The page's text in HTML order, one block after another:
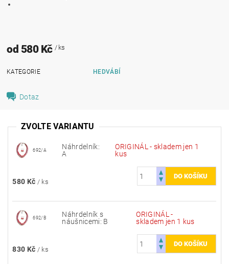
od 580 Kč/ ks
KATEGORIE HEDVÁBÍ
Dotaz
ZVOLTE VARIANTU
692/A
Náhrdelník:
A
ORIGINÁL - skladem jen 1
kus
580 Kč / ks
692/B
Náhrdelník s
náušnicemi: B
ORIGINÁL -
skladem jen 1 kus
830 Kč / ks